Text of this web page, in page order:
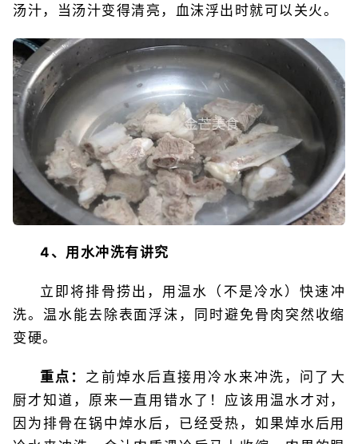
汤汁，当汤汁变得清亮，血沫浮出时就可以关火。
4、用水冲洗有讲究
立即将排骨捞出，用温水（不是冷水）快速冲
洗。温水能去除表面浮沫，同时避免骨肉突然收缩
变硬。
重点： 之前焯水后直接用冷水来冲洗，问了大
厨才知道，原来一直用错水了！应该用温水才对，
因为排骨在锅中焯水后，已经受热，如果焯水后用